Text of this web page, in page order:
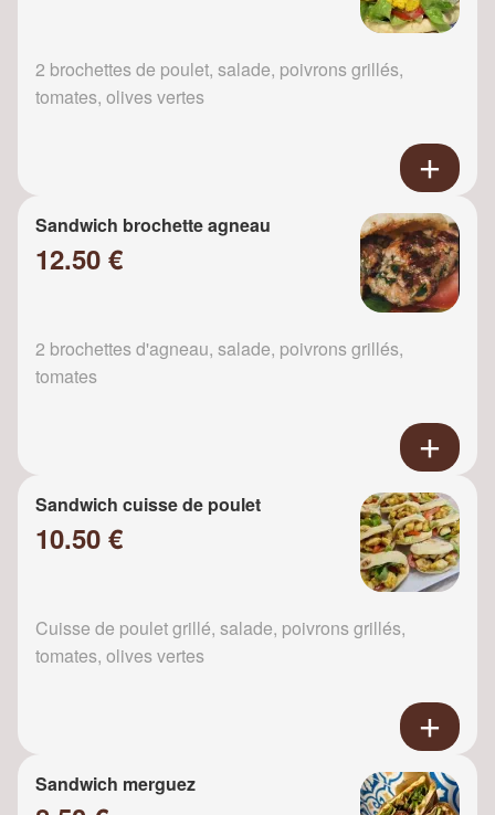
2 brochettes de poulet, salade, poivrons grillés,
tomates, olives vertes
Sandwich brochette agneau
12.50 €
2 brochettes d'agneau, salade, poivrons grillés,
tomates
Sandwich cuisse de poulet
10.50 €
Cuisse de poulet grillé, salade, poivrons grillés,
tomates, olives vertes
Sandwich merguez